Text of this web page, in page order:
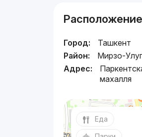
Город:
Ташкент
Район:
Мирзо-
Адрес:
махалля
Еда